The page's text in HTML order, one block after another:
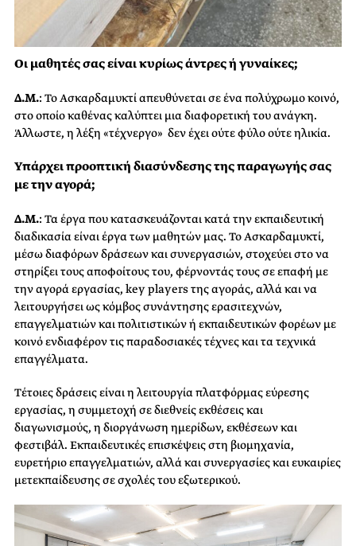
Οι μαθητές σας είναι κυρίως άντρες ή γυναίκες;
Δ.Μ.: Το Ασκαρδαμυκτί απευθύνεται σε ένα πολύχρωμο κοινό,
στο οποίο καθένας καλύπτει μια διαφορετική του ανάγκη.
Άλλωστε, η λέξη «τέχνεργο» δεν έχει ούτε φύλο ούτε ηλικία.
Υπάρχει προοπτική διασύνδεσης τηςπαραγωγής σας
με την αγορά;
Δ.Μ.: Τα έργα που κατασκευάζονται κατά την εκπαιδευτική
διαδικασία είναι έργα των μαθητών μας. Το Ασκαρδαμυκτί,
μέσω διαφόρων δράσεων και συνεργασιών, στοχεύει στο να
στηρίξει τους αποφοίτους του, φέρνοντάς τους σε επαφή με
την αγορά εργασίας, key players της αγοράς, αλλά και να
λειτουργήσει ως κόμβος συνάντησης ερασιτεχνών,
επαγγελματιών και πολιτιστικών ή εκπαιδευτικών φορέων με
κοινό ενδιαφέρον τις παραδοσιακές τέχνες και τα τεχνικά
επαγγέλματα.
Τέτοιες δράσεις είναι η λειτουργία πλατφόρμας εύρεσης
εργασίας, η συμμετοχή σε διεθνείς εκθέσεις και
διαγωνισμούς, η διοργάνωση ημερίδων, εκθέσεων και
φεστιβάλ. Εκπαιδευτικές επισκέψεις στη βιομηχανία,
ευρετήριο επαγγελματιών, αλλά και συνεργασίες και ευκαιρίες
μετεκπαίδευσης σε σχολές του εξωτερικού.